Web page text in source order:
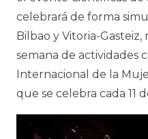
celebrará de forma
Bilbao y Vitoria-
semana de actividades
Internacional de la
que se celebra cada 11